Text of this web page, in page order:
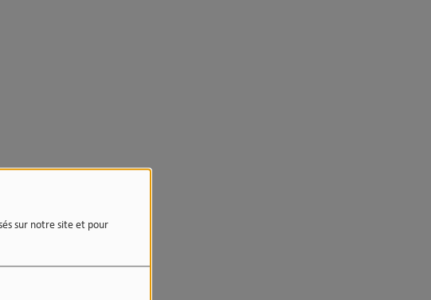
sur notre site et pour